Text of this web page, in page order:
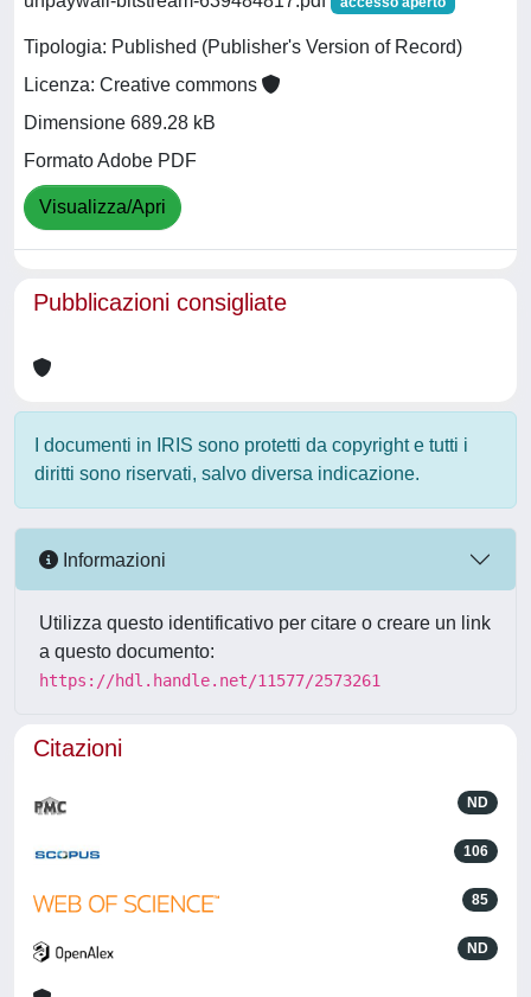
Tipologia: Published (Publisher's Version of Record)
Licenza: Creative commons
Dimensione 689.28 kB
Formato Adobe PDF
Visualizza/Apri
Pubblicazioni consigliate
I documenti in IRIS sono protetti da copyright e tutti i
diritti sono riservati, salvo diversa indicazione.
Informazioni
Utilizza questo identificativo per citare o creare un link
a questo documento:
https://hdl.handle.net/11577/2573261
Citazioni
ND
106
85
ND